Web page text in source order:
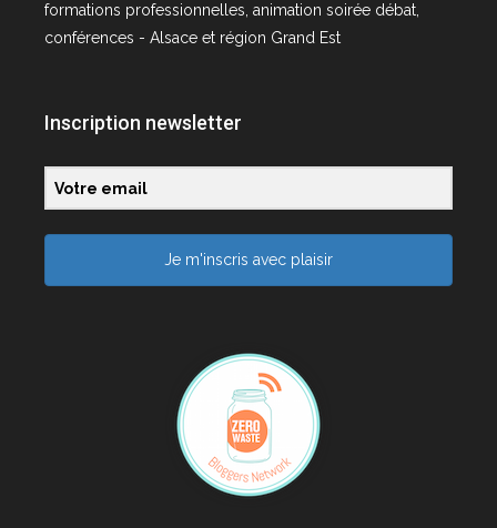
formations professionnelles, animation soirée débat,
conférences - Alsace et région Grand Est
Inscription newsletter
Je m'inscris avec plaisir